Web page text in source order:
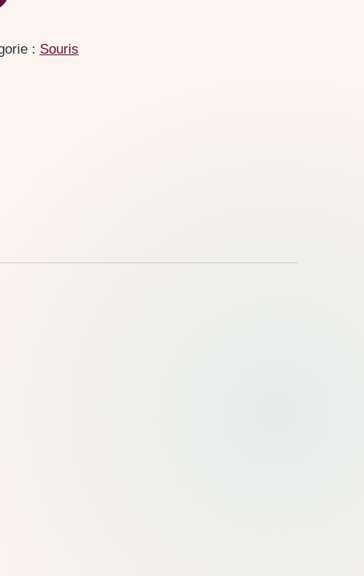
: Souris